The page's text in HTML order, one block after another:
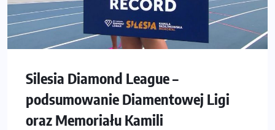
Silesia Diamond League –
podsumowanie Diamentowej Ligi
oraz Memoriału Kamili